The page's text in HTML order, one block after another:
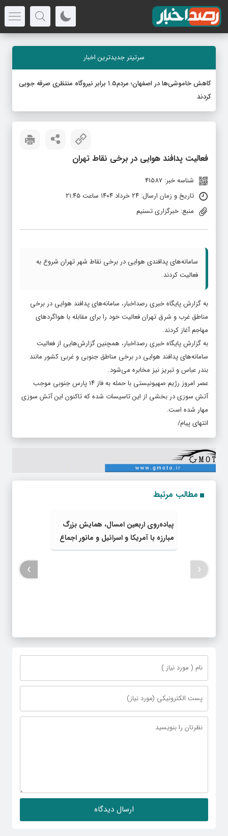
سرتیتر جدیدترین اخبار
کاهش خاموشی‌ها در اصفهان؛ مردم۱.۵ برابر نیروگاه منتظری صرفه جویی
کردند
فعالیت پدافند هوایی در برخی نقاط تهران
شناسه خبر: 41587
تاریخ و زمان ارسال: ۲۴ خرداد ۱۴۰۴ ساعت ۲۱:۴۵
منبع: خبرگزاری تسنیم
سامانه‌های پدافندی هوایی در برخی نقاط شهر تهران شروع به
فعالیت کردند.
به گزارش پایگاه خبری رصداخبار،‌ سامانه‌های پدافند هوایی در برخی
مناطق غرب و شرق تهران فعالیت خود را برای مقابله با هواگردهای
مهاجم آغاز کردند.
به گزارش پایگاه خبری رصداخبار، همچنین گزارش‌هایی از فعالیت
سامانه‌های پدافند هوایی در برخی مناطق جنوبی و غربی کشور مانند
بندر عباس و تبریز نیز مخابره می‌شود.
عصر امروز رژیم صهیونیستی با حمله به فاز ۱۴ پارس جنوبی موجب
آتش سوزی در بخشی از این تاسیسات شده که تاکنون این آتش سوزی
مهار شده است.
انتهای پیام/
مطالب مرتبط
پیاده‌روی اربعین امسال، همایش بزرگ
مبارزه با آمریکا و اسرائیل و مانور اجماع
جبهه مقاومت و ملت‌های آزادی‌خواه در
‹
›